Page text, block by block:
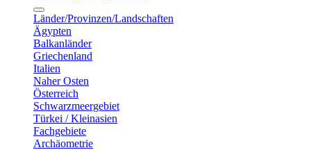
Länder/Provinzen/Landschaften
Ägypten
Balkanländer
Griechenland
Italien
Naher Osten
Österreich
Schwarzmeergebiet
Türkei / Kleinasien
Fachgebiete
Archäometrie